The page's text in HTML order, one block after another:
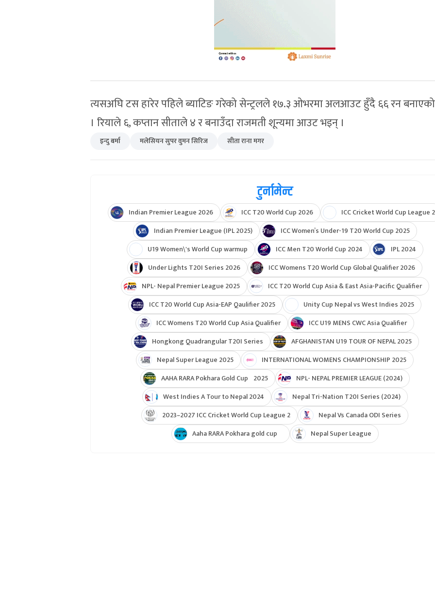
त्यसअघि टस हारेर पहिले ब्याटिङ गरेको सेन्ट्रलले १७.३ ओभरमा अलआउट हुँदै ६६ रन
। रियाले ६, कप्तान सीताले ४ र बनाउँदा राजमती शून्यमा आउट भइन् ।
इन्दु बर्मा मलेसियन सुपर वुमन सिरिज सीता राना मगर
टुर्नामेन्ट
Indian Premier League 2026 ICC T20 World Cup 2026
ICC Cricket World Cup League 2
Indian Premier League (IPL 2025)
ICC Women’s Under-19 T20 World Cup 2025
U19 Women\'s World Cup warmup
ICC Men T20 World Cup 2024
IPL 2024
Under Lights T20I Series 2026
ICC Womens T20 World Cup Global Qualifier 2026
NPL- Nepal Premier League 2025
ICC T20 World Cup Asia & East Asia-Pacific Qualifier
ICC T20 World Cup Asia-EAP Qaulifier 2025
Unity Cup Nepal vs West Indies 2025
ICC Womens T20 World Cup Asia Qualifier
ICC U19 MENS CWC Asia Qualifier
Hongkong Quadrangular T20I Series
AFGHANISTAN U19 TOUR OF NEPAL 2025
Nepal Super League 2025
INTERNATIONAL WOMENS CHAMPIONSHIP 2025
AAHA RARA Pokhara Gold Cup 2025
NPL- NEPAL PREMIER LEAGUE (2024)
West Indies A Tour to Nepal 2024
Nepal Tri-Nation T20I Series (2024)
2023–2027 ICC Cricket World Cup League 2
Nepal Vs Canada ODI Series
Aaha RARA Pokhara gold cup
Nepal Super League